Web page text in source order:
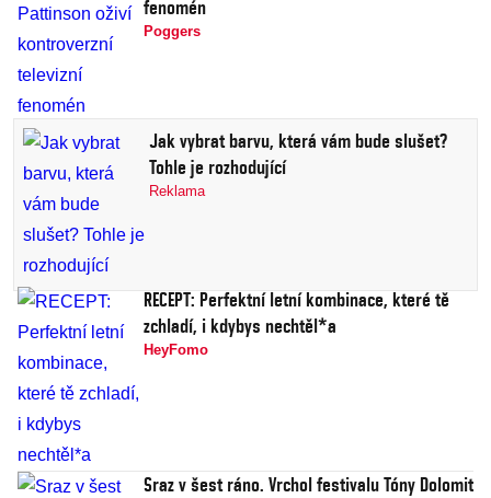
fenomén
Poggers
Jak vybrat barvu, která vám bude slušet?
Tohle je rozhodující
Reklama
RECEPT: Perfektní letní kombinace, které tě
zchladí, i kdybys nechtěl*a
HeyFomo
Sraz v šest ráno. Vrchol festivalu Tóny Dolomit